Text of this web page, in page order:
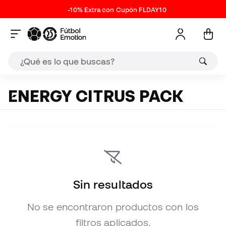
-10% Extra con Cupón FLDAY10
ENERGY CITRUS PACK
Sin resultados
No se encontraron productos con los
filtros aplicados.